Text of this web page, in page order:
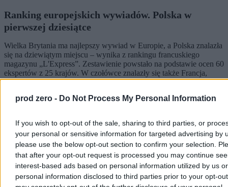
prod zero - Do Not Process My Personal Information
If you wish to opt-out of the sale, sharing to third parties, or
your personal or sensitive information for targeted advertising by
please use the below opt-out section to confirm your selection.
that after your opt-out request is processed you may continue
interest-based ads based on personal information utilized by us or
personal information disclosed to third parties prior to your opt-
Ranking europejskich wywiadów. Polska w
pierwszej dziesiątce
Wielka Brytania ma najlepszy wywiad w Europie, a Polska znalazła
się na dziewiątym miejscu – wynika z rankingu francuskiego
magazynu „L'Express”. Zestawienie powstało na podstawie ocen 60
ekspertów z 25 krajów. W czołówce znalazły się także Francja,
Holandia i Ukraina.
Aleksandra Cieślik
Dzisiaj 20:34
4 min
Reklama
Reklama